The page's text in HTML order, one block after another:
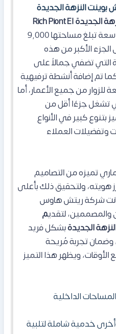
النزهة الجديدة
مول ريتش بوينت النزهة الجديدة Rich Piont El
على قطعة أرض واسعة تبلغ مساحتها 9,000
الأكبر من هذه
التي تضفي جمالاً على
تم إضافة أنشطة ترفيهية
من جميع الأعمار، أما
تشغل جزءًا أقل من
بتنوع كبير في الأنواع
وتفضيلات العملاء
تميزه من التصاميم
هويته، ولتحقيق ذلك بأعلى
شركة ريتش هاوس
والمصممين، لتقديم
الجديدةبشكل فريد
تجربة مُريحة
ويظهر هذا التميز
الداخلية
خدمية شاملة لتلبية